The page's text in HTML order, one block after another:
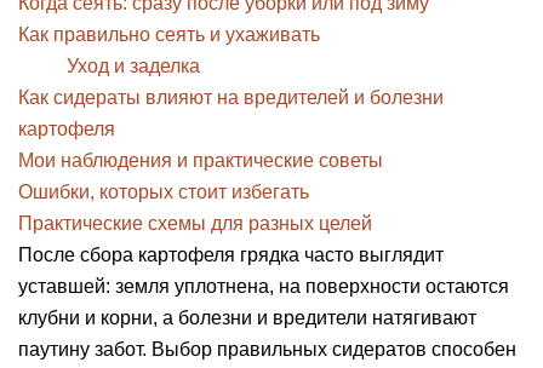
Как правильно сеять и ухаживать
Уход и заделка
Как сидераты влияют на вредителей и болезни
картофеля
Мои наблюдения и практические советы
Ошибки, которых стоит избегать
Практические схемы для разных целей
После сбора картофеля грядка часто выглядит
уставшей: земля уплотнена, на поверхности остаются
клубни и корни, а болезни и вредители натягивают
паутину забот. Выбор правильных сидератов способен